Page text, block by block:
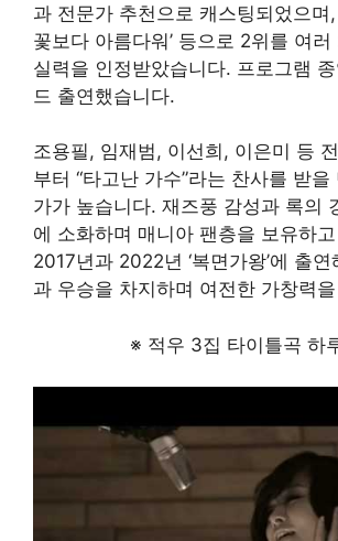
과 전문가 추천으로 캐스팅되었으며,
꽃보다 아름다워’ 등으로 2위를 여
실력을 인정받았습니다. 프로그램
드 출연했습니다.
조용필, 임재범, 이선희, 이은미 등
부터 “타고난 가수”라는 찬사를 받
가가 높습니다. 재즈풍 감성과 록의
에 소화하며 매니아 팬층을 보유하
2017년과 2022년 ‘복면가왕’에 출
과 우승을 차지하며 여전한 가창력
※ 적우 3집 타이틀곡 하